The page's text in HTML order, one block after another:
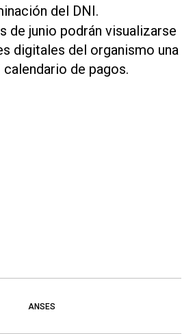
del DNI.
de junio podrán visualizarse
digitales del organismo una
de pagos.
ANSES